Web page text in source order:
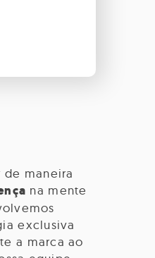
maneira
na mente
exclusiva
a marca ao